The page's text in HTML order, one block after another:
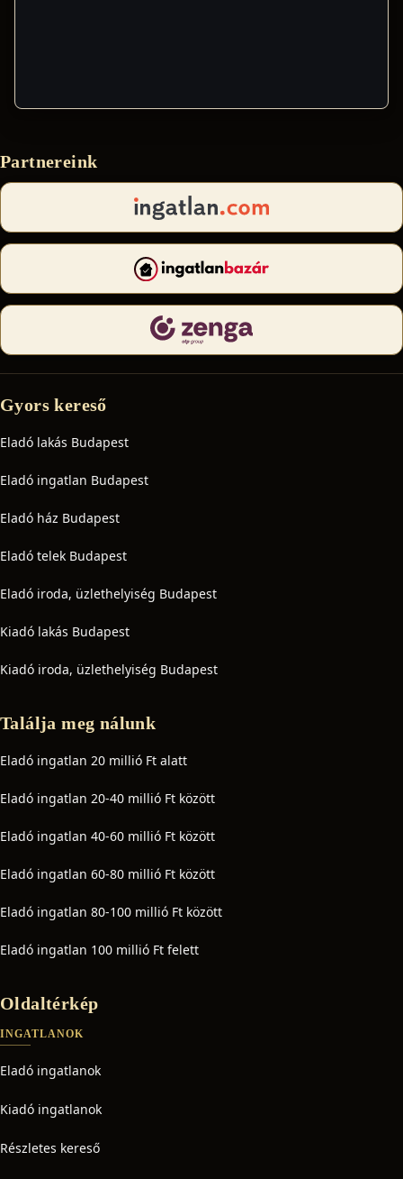
Partnereink
Gyors kereső
Eladó lakás Budapest
Eladó ingatlan Budapest
Eladó ház Budapest
Eladó telek Budapest
Eladó iroda, üzlethelyiség Budapest
Kiadó lakás Budapest
Kiadó iroda, üzlethelyiség Budapest
Találja meg nálunk
Eladó ingatlan 20 millió Ft alatt
Eladó ingatlan 20-40 millió Ft között
Eladó ingatlan 40-60 millió Ft között
Eladó ingatlan 60-80 millió Ft között
Eladó ingatlan 80-100 millió Ft között
Eladó ingatlan 100 millió Ft felett
Oldaltérkép
INGATLANOK
Eladó ingatlanok
Kiadó ingatlanok
Részletes kereső